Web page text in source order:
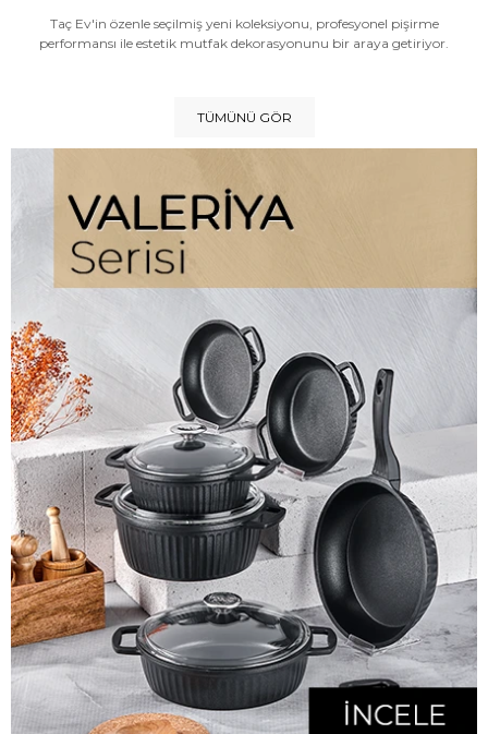
Taç Ev'in özenle seçilmiş yeni koleksiyonu, profesyonel pişirme
performansı ile estetik mutfak dekorasyonunu bir araya getiriyor.
TÜMÜNÜ GÖR